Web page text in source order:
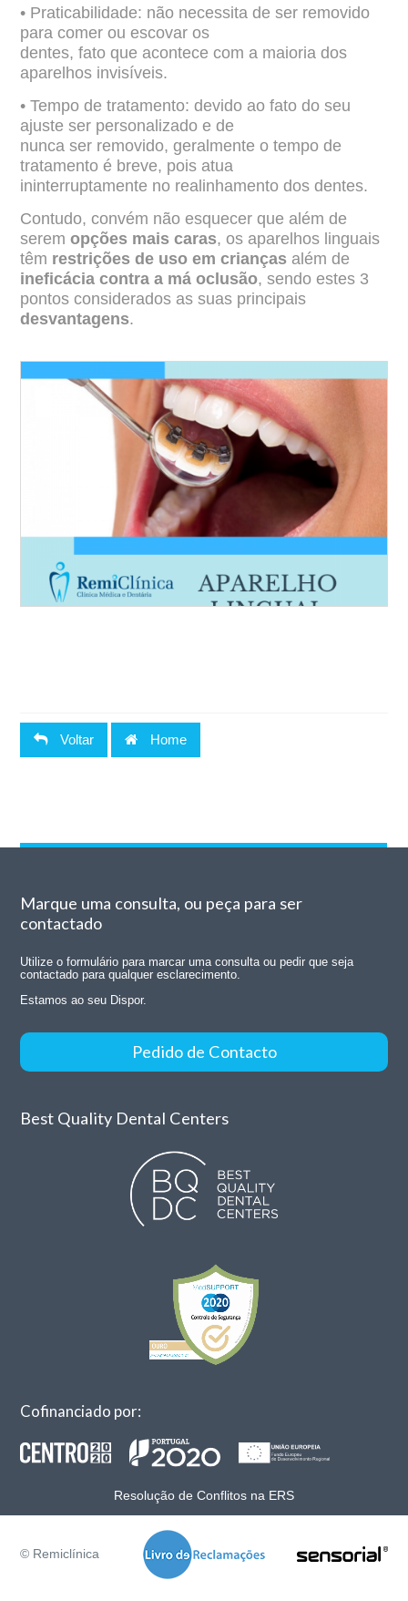
• Praticabilidade: não necessita de ser removido
para comer ou escovar os
dentes, fato que acontece com a maioria dos
aparelhos invisíveis.
• Tempo de tratamento: devido ao fato do seu
ajuste ser personalizado e de
nunca ser removido, geralmente o tempo de
tratamento é breve, pois atua
ininterruptamente no realinhamento dos dentes.
Contudo, convém não esquecer que além de
seremopções mais caras, os aparelhos linguais
têm restrições de uso em crianças além de
ineficácia contra a má oclusão, sendo estes 3
pontos considerados as suas principais
desvantagens.
Voltar Home
Marque uma consulta, ou peça para ser
contactado
Utilize o formulário para marcar uma consulta ou pedir que seja
contactado para qualquer esclarecimento.
Estamos ao seu Dispor.
Pedido de Contacto
Best Quality Dental Centers
Cofinanciado por:
Resolução de Conflitos na ERS
© Remiclínica